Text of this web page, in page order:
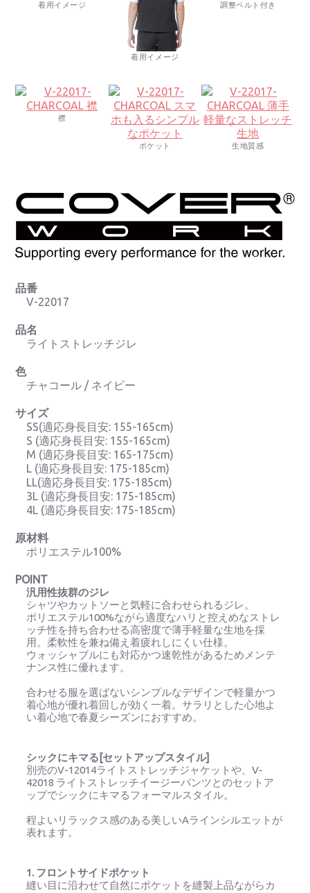
着用イメージ
着用イメージ
調整ベルト付き
襟
ポケット 生地質感
品番
V-22017
品名
ライトストレッチジレ
色
チャコール / ネイビー
サイズ
SS(適応身長目安: 155-165cm)
S (適応身長目安: 155-165cm)
M (適応身長目安: 165-175cm)
L (適応身長目安: 175-185cm)
LL(適応身長目安: 175-185cm)
3L (適応身長目安: 175-185cm)
4L (適応身長目安: 175-185cm)
原材料
ポリエステル100%
POINT
汎用性抜群のジレ
シャツやカットソーと気軽に合わせられるジレ。
ポリエステル100%ながら適度なハリと控えめなストレ
ッチ性を持ち合わせる高密度で薄手軽量な生地を採
用。柔軟性を兼ね備え着疲れしにくい仕様。
ウォッシャブルにも対応かつ速乾性があるためメンテ
ナンス性に優れます。
合わせる服を選ばないシンプルなデザインで軽量かつ
着心地が優れ着回しが効く一着。サラリとした心地よ
い着心地で春夏シーズンにおすすめ。
シックにキマる[セットアップスタイル]
別売のV-12014ライトストレッチジャケットや、V-
42018 ライトストレッチイージーパンツとのセットア
ップでシックにキマるフォーマルスタイル。
程よいリラックス感のある美しいAラインシルエットが
表れます。
1. フロントサイドポケット
縫い目に沿わせて自然にポケットを縫製上品ながらカ